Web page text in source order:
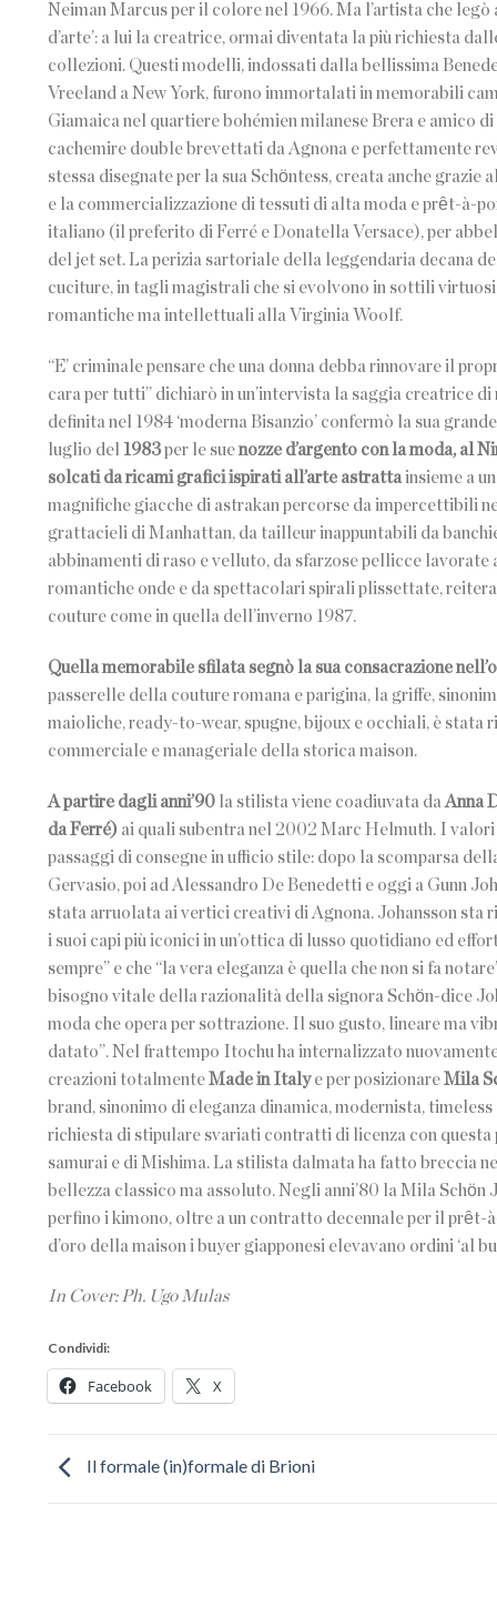
Neiman Marcus per il colore nel 1966. Ma l’artista che
d’arte’: a lui la creatrice, ormai diventata la più richiesta
collezioni. Questi modelli, indossati dalla bellissima
Vreeland a New York, furono immortalati in memorabili
Giamaica nel quartiere bohémien milanese Brera e amico
cachemire double brevettati da Agnona e perfettamente
stessa disegnate per la sua Schӧntess, creata anche
e la commercializzazione di tessuti di alta moda e prȇt-à-
italiano (il preferito di Ferré e Donatella Versace), per
del jet set. La perizia sartoriale della leggendaria decana
cuciture, in tagli magistrali che si evolvono in sottili
romantiche ma intellettuali alla Virginia Woolf.
“E’ criminale pensare che una donna debba rinnovare il
cara per tutti” dichiarò in un’intervista la saggia creatrice
definita nel 1984 ‘moderna Bisanzio’ confermò la sua
luglio del
1983per le suenozze d’argento con la moda, al
solcati da ricami grafici ispirati all’arte astrattainsieme a
magnifiche giacche di astrakan percorse da impercettibili
grattacieli di Manhattan, da tailleur inappuntabili da
abbinamenti di raso e velluto, da sfarzose pellicce
romantiche onde e da spettacolari spirali plissettate,
couture come in quella dell’inverno 1987.
Quella memorabile sfilata segnò la sua consacrazione
passerelle della couture romana e parigina, la griffe,
maioliche, ready-to-wear, spugne, bijoux e occhiali, è
commerciale e manageriale della storica maison.
A partire dagli anni’90 la stilista viene coadiuvata da Anna
da Ferré) ai quali subentra nel 2002 Marc Helmuth. I
passaggi di consegne in ufficio stile: dopo la scomparsa
Gervasio, poi ad Alessandro De Benedetti e oggi a Gunn
stata arruolata ai vertici creativi di Agnona. Johansson sta
i suoi capi più iconici in un’ottica di lusso quotidiano ed
sempre” e che “la vera eleganza è quella che non si fa
bisogno vitale della razionalità della signora Schӧn-dice
moda che opera per sottrazione. Il suo gusto, lineare ma
datato”. Nel frattempo Itochu ha internalizzato
creazioni totalmenteMade in Italye per posizionareMila
brand, sinonimo di eleganza dinamica, modernista,
richiesta di stipulare svariati contratti di licenza con
samurai e di Mishima. La stilista dalmata ha fatto breccia
bellezza classico ma assoluto. Negli anni’80 la Mila Schӧn
perfino i kimono, oltre a un contratto decennale per il
d’oro della maison i buyer giapponesi elevavano ordini ‘al
In Cover: Ph. Ugo Mulas
Condividi:
Facebook X
Il formale (in)formale di Brioni